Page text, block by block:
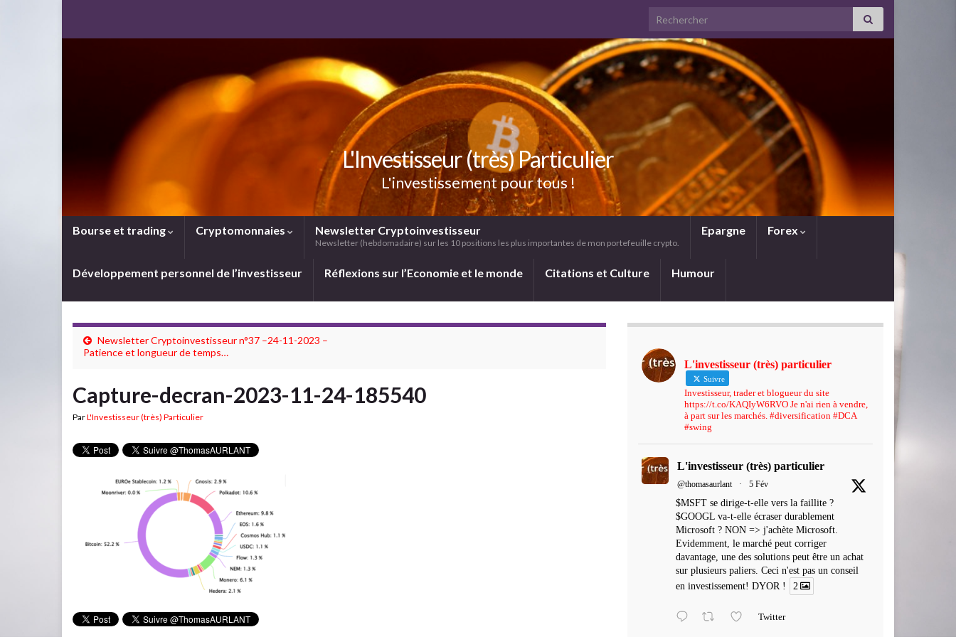
Search for:
L'Investisseur (très) Particulier
L'investissement pour tous !
Bourse et trading Cryptomonnaies Newsletter Cryptoinvestisseur
Newsletter (hebdomadaire) sur les 10 positions les plus importantes de mon portefeuille crypto.
Epargne Forex
Développement personnel de l’investisseur Réflexions sur l’Economie et le monde Citations et Culture Humour
Newsletter Cryptoinvestisseur n°37 –24-11-2023 –
Patience et longueur de temps…
Capture-decran-2023-11-24-185540
ParL'Investisseur (très) Particulier
L'investisseur (très) particulier
Suivre
Investisseur, trader et blogueur du site
https://t.co/KAQIyW6RVO Je n'ai rien à vendre,
à part sur les marchés. #diversification #DCA
#swing
L'investisseur (très) particulier
@thomasaurlant · 5 Fév
$MSFT se dirige-t-elle vers la faillite ?
$GOOGL va-t-elle écraser durablement
Microsoft ? NON => j'achète Microsoft.
Evidemment, le marché peut corriger
davantage, une des solutions peut être un achat
sur plusieurs paliers. Ceci n'est pas un conseil
en investissement! DYOR !
2
Twitter